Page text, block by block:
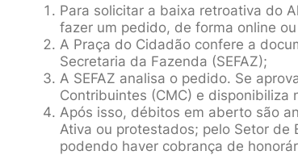
Para solicitar a baixa retroativa do
fazer um pedido, de forma online
A Praça do Cidadão confere a
Secretaria da Fazenda (SEFAZ);
A SEFAZ analisa o pedido. Se
Contribuintes (CMC) e disponibiliza
Após isso, débitos em aberto são
Ativa ou protestados; pelo Setor de
podendo haver cobrança de